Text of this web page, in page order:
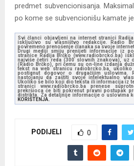
predmet subvencionisanja.
po kome se subvencionišu kamate
Svi članci objavljeni na internet stranici
isključivo su vlasništvo redakcije. Radio
povremeno prenošenje članaka sa svoje
Drugi mediji smiju prenijeti informacije iz
stranice Radija Brčko (www.radiobrcko.ba)
najviše četiri reda (300 slovnih znakova), uz
(Radio Brčko), pri čemu su on-line izdanja
tekst na web stranicu radiobrcko.ba,
postignut dogovor o drugačijim uslovima.
nastojanju da zaštiti svoje intelektualno
Ukoliko se bilo koji dio teksta ili informacija iz
stranici www.radiobrcko.ba prenese
prekršioca će biti pokrenut pravni postupak
distrikta. Za detaljnije informacije o uslovima
KORIŠTENJA.
PODIJELI 0